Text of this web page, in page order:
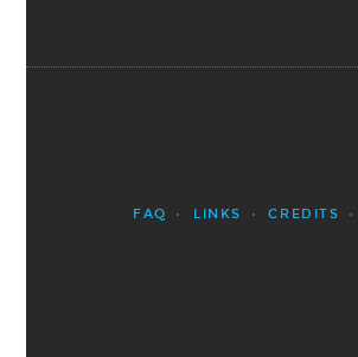
FAQ LINKS CREDITS